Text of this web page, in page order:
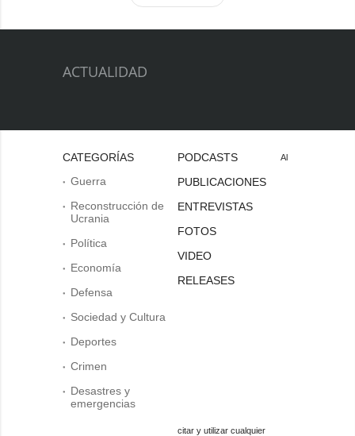
ACTUALIDAD
CATEGORÍAS
Guerra
Reconstrucción de
Ucrania
Política
Economía
Defensa
Sociedad y Cultura
Deportes
Crimen
Desastres y
emergencias
PODCASTS
PUBLICACIONES
ENTREVISTAS
FOTOS
VIDEO
RELEASES
Al
citar y utilizar cualquier